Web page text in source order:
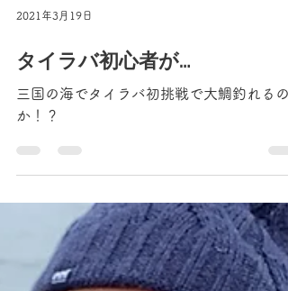
2021年3月19日
タイラバ初心者が…
三国の海でタイラバ初挑戦で大鯛釣れるの
か！？